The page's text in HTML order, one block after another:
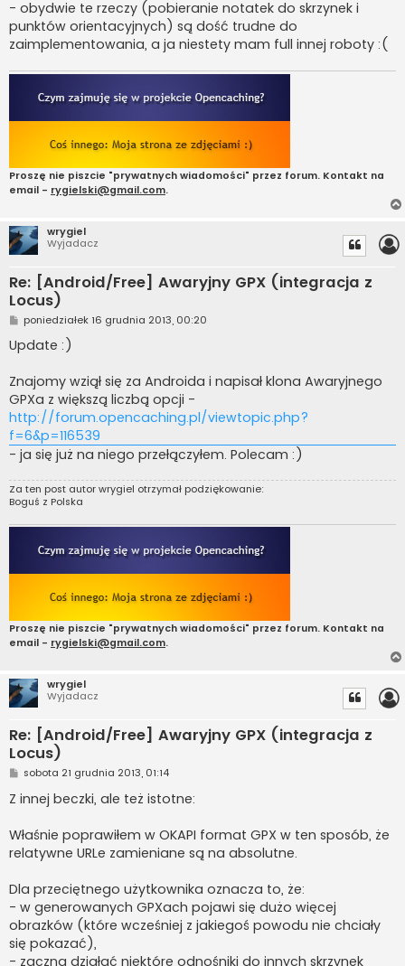
- obydwie te rzeczy (pobieranie notatek do skrzynek i
punktów orientacyjnych) są dość trudne do
zaimplementowania, a ja niestety mam full innej roboty :(
Proszę nie piszcie "prywatnych wiadomości" przez forum. Kontakt na
email - rygielski@gmail.com.
wrygiel
Wyjadacz
Re: [Android/Free] Awaryjny GPX (integracja z
Locus)
P
o
s
t
poniedziałek 16 grudnia 2013, 00:20
Update :)
Znajomy wziął się za Androida i napisał klona Awaryjnego
GPXa z większą liczbą opcji -
http://forum.opencaching.pl/viewtopic.php?
f=6&p=116539
- ja się już na niego przełączyłem. Polecam :)
Za ten post autorwrygiel otrzymał podziękowanie:
Boguś z Polska
Proszę nie piszcie "prywatnych wiadomości" przez forum. Kontakt na
email - rygielski@gmail.com.
wrygiel
Wyjadacz
Re: [Android/Free] Awaryjny GPX (integracja z
Locus)
P
s
t
sobota 21 grudnia 2013, 01:14
Z innej beczki, ale też istotne:
Właśnie poprawiłem w OKAPI format GPX w ten sposób, że
relatywne URLe zamieniane są na absolutne.
Dla przeciętnego użytkownika oznacza to, że:
- w generowanych GPXach pojawi się dużo więcej
obrazków (które wcześniej z jakiegoś powodu nie chciały
się pokazać),
- zaczną działać niektóre odnośniki do innych skrzynek